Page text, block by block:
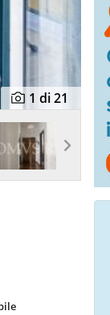
1 di 21